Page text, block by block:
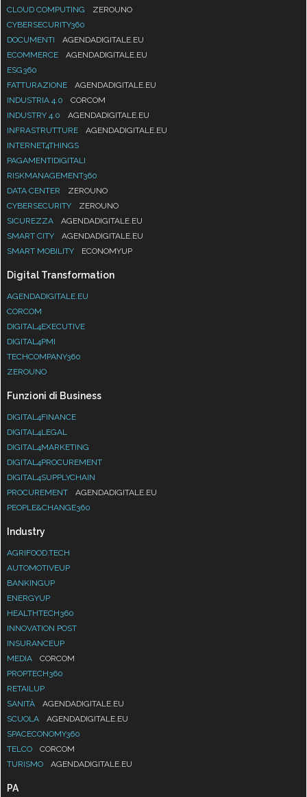
CLOUD COMPUTING
ZEROUNO
CYBERSECURITY360
DOCUMENTI
AGENDADIGITALE.EU
ECOMMERCE
AGENDADIGITALE.EU
ESG360
FATTURAZIONE
AGENDADIGITALE.EU
INDUSTRIA 4.0
CORCOM
INDUSTRY 4.0
AGENDADIGITALE.EU
INFRASTRUTTURE
AGENDADIGITALE.EU
INTERNET4THINGS
PAGAMENTIDIGITALI
RISKMANAGEMENT360
DATA CENTER
ZEROUNO
CYBERSECURITY
ZEROUNO
SICUREZZA
AGENDADIGITALE.EU
SMART CITY
AGENDADIGITALE.EU
SMART MOBILITY
ECONOMYUP
Digital Transformation
AGENDADIGITALE.EU
CORCOM
DIGITAL4EXECUTIVE
DIGITAL4PMI
TECHCOMPANY360
ZEROUNO
Funzioni di Business
DIGITAL4FINANCE
DIGITAL4LEGAL
DIGITAL4MARKETING
DIGITAL4PROCUREMENT
DIGITAL4SUPPLYCHAIN
PROCUREMENT
AGENDADIGITALE.EU
PEOPLE&CHANGE360
Industry
AGRIFOOD.TECH
AUTOMOTIVEUP
BANKINGUP
ENERGYUP
HEALTHTECH360
INNOVATION POST
INSURANCEUP
MEDIA
CORCOM
PROPTECH360
RETAILUP
SANITÀ
AGENDADIGITALE.EU
SCUOLA
AGENDADIGITALE.EU
SPACECONOMY360
TELCO
CORCOM
TURISMO
AGENDADIGITALE.EU
PA